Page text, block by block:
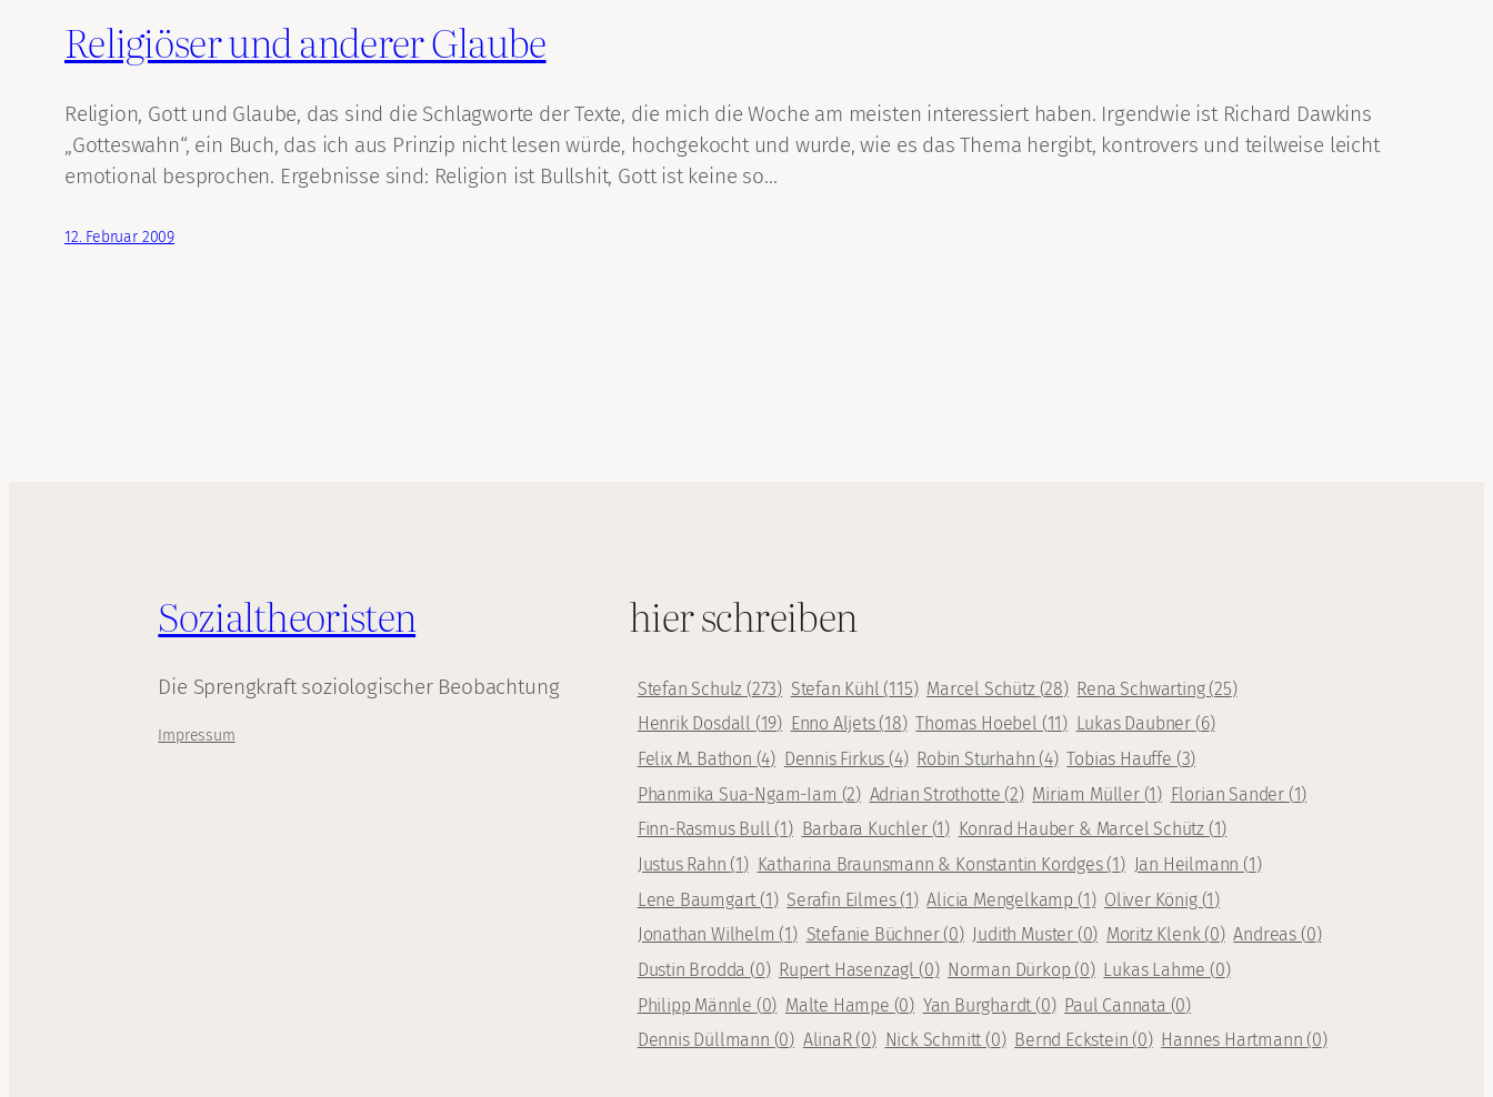
Religiöser und anderer Glaube
Religion, Gott und Glaube, das sind die Schlagworte der Texte, die mich die Woche am meisten interessiert haben. Irgendwie ist Richard Dawkins
„Gotteswahn“, ein Buch, das ich aus Prinzip nicht lesen würde, hochgekocht und wurde, wie es das Thema hergibt, kontrovers und teilweise leicht
emotional besprochen. Ergebnisse sind: Religion ist Bullshit, Gott ist keine so…
12. Februar 2009
Sozialtheoristen
Die Sprengkraft soziologischer Beobachtung
Impressum
hier schreiben
Stefan Schulz (273) Stefan Kühl (115) Marcel Schütz (28) Rena Schwarting (25)
Henrik Dosdall (19) Enno Aljets (18) Thomas Hoebel (11 ) Lukas Daubner (6)
Felix M. Bathon (4) Dennis Firkus (4) Robin Sturhahn (4) Tobias Hauffe (3)
Phanmika Sua-Ngam-Iam (2) Adrian Strothotte (2) Miriam Müller (1) Florian Sander (1)
Finn-Rasmus Bull (1 ) Barbara Kuchler (1 ) Konrad Hauber & Marcel Schütz (1)
Justus Rahn (1) Katharina Braunsmann & Konstantin Kordges (1) Jan Heilmann (1)
Lene Baumgart (1) Serafin Eilmes (1) Alicia Mengelkamp (1) Oliver König (1)
Jonathan Wilhelm (1 ) Stefanie Büchner (0) Judith Muster (0) Moritz Klenk (0) Andreas (0)
Dustin Brodda (0) Rupert Hasenzagl (0) Norman Dürkop (0) Lukas Lahme (0)
Philipp Männle (0) Malte Hampe (0) Yan Burghardt (0) Paul Cannata (0)
Dennis Düllmann (0) AlinaR (0) Nick Schmitt (0) Bernd Eckstein (0) Hannes Hartmann (0)